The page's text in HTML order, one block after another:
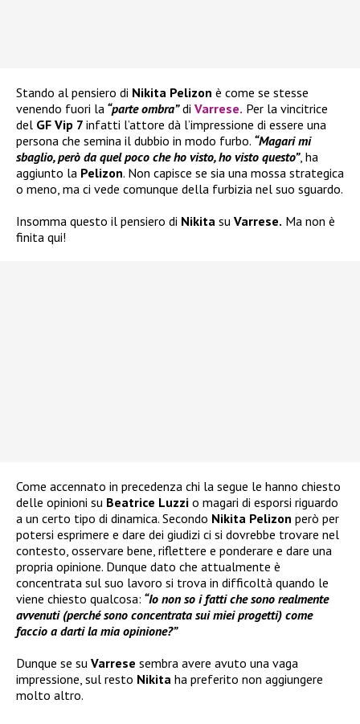
Stando al pensiero di Nikita Pelizon è come se stesse
venendo fuori la “parte ombra”di Varrese. Per la vincitrice
del GF Vip 7 infatti l’attore dà l’impressione di essere una
persona che semina il dubbio in modo furbo. “Magari mi
sbaglio, però da quel poco che ho visto, ho visto questo”, ha
aggiunto la Pelizon. Non capisce se sia una mossa strategica
o meno, ma ci vede comunque della furbizia nel suo sguardo.
Insomma questo il pensiero di Nikita su Varrese. Ma non è
finita qui!
Come accennato in precedenza chi la segue le hanno chiesto
delle opinioni su Beatrice Luzzi o magari di esporsi riguardo
a un certo tipo di dinamica. Secondo Nikita Pelizon però per
potersi esprimere e dare dei giudizi ci si dovrebbe trovare nel
contesto, osservare bene, riflettere e ponderare e dare una
propria opinione. Dunque dato che attualmente è
concentrata sul suo lavoro si trova in difficoltà quando le
viene chiesto qualcosa: “Io non so i fatti che sono realmente
avvenuti (perché sono concentrata sui miei progetti) come
faccio a darti la mia opinione?”
Dunque se su Varrese sembra avere avuto una vaga
impressione, sul resto Nikita ha preferito non aggiungere
molto altro.